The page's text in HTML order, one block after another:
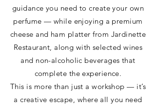
guidance you need to create your own
perfume — while enjoying a premium
cheese and ham platter from Jardinette
Restaurant, along with selected wines
and non-alcoholic beverages that
complete the experience.
This is more than just a workshop — it’s
a creative escape, where all you need